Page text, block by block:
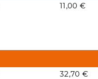
11,00 €
32,70 €